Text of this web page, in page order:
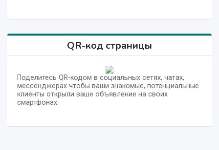
QR-код страницы
Поделитесь QR-кодом в социальных сетях, чатах,
мессенджерах чтобы ваши знакомые, потенциальные
клиенты открыли ваше объявление на своих
смартфонах.